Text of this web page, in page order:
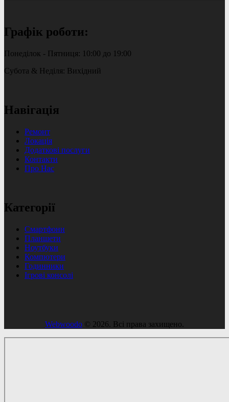
Графік роботи:
Понеділок - Пятниця: 10:00 до 19:00
Субота & Неділя: Вихідний
Навігація
Ремонт
Локація
Додаткові послуги
Контакти
Про Нас
Категорії
Смартфони
Планшети
Ноутбуки
Компютери
Годинники
Ігрові консолі
Webwoodo © 2026. Всі права захищено.